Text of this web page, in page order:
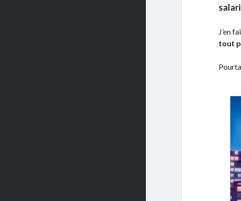
J’en
tout